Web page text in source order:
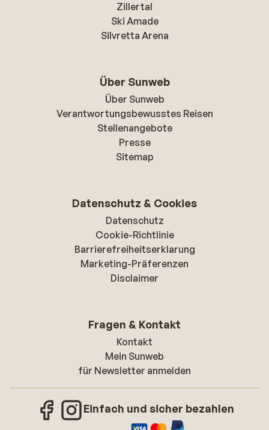
Zillertal
Ski Amade
Silvretta Arena
Über Sunweb
Über Sunweb
Verantwortungsbewusstes Reisen
Stellenangebote
Presse
Sitemap
Datenschutz & Cookies
Datenschutz
Cookie-Richtlinie
Barrierefreiheitserklarung
Marketing-Präferenzen
Disclaimer
Fragen & Kontakt
Kontakt
Mein Sunweb
für Newsletter anmelden
Einfach und sicher bezahlen